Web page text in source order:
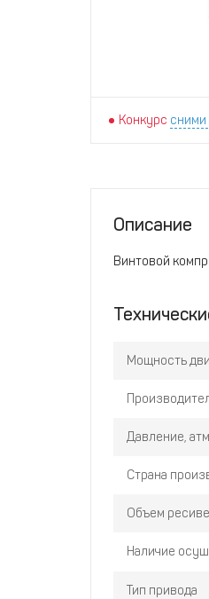
Конкурс сними
Описание
Винтовой
Мощность
Давление, атм
Страна
Объем
Наличие
Тип привода